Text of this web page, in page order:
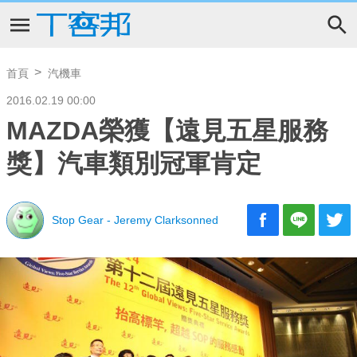
首頁 汽機車
2016.02.19 00:00
MAZDA榮獲【遠見五星服務
獎】汽車類別冠軍肯定
Stop Gear - Jeremy Clarksonned